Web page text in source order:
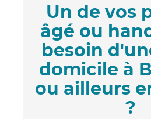
Un de vos
âgé ou
besoin
domicile à
ou ailleurs
?